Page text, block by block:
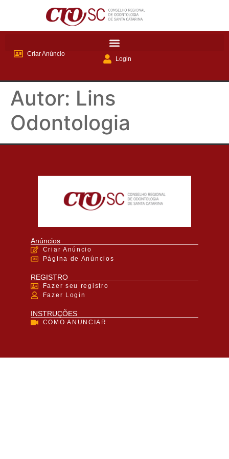
Criar Anúncio
Login
Autor: Lins
Odontologia
Anúncios
Criar Anúncio
Página de Anúncios
REGISTRO
Fazer seu registro
Fazer Login
INSTRUÇÕES
COMO ANUNCIAR